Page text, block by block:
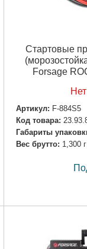
Стартовые
Forsage
Артикул: F-884S5
Код товара:
Габариты
Вес брутто: 1,300 г